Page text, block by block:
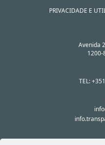
PRIVACIDADE E
Avenida
1200-
TEL: